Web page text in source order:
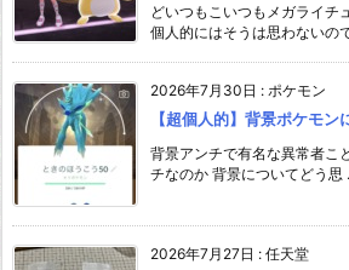
どいつもこいつもメガライチ
個人的にはそうは思わないの
2026年7月30日 : ポケモン
【超個人的】背景ポケモン
背景アンチで有名な異常者こ
チなのか 背景についてどう思
2026年7月27日 : 任天堂